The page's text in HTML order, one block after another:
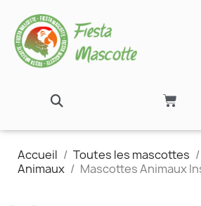
Accueil Toutes les mascottes
Animaux
Mascottes Animaux